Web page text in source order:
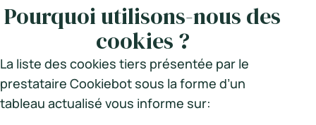
Pourquoi utilisons-nous des
cookies ?
La liste des cookies tiers présentée par le
prestataire Cookiebot sous la forme d’un
tableau actualisé vous informe sur: